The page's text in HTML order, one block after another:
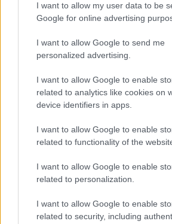
I want to allow my user data to be
Google for online advertising
I want to allow Google to send me
personalized advertising.
I want to allow Google to enable
related to analytics like cookies on
device identifiers in apps.
I want to allow Google to enable
related to functionality of the
I want to allow Google to enable
related to personalization.
I want to allow Google to enable
related to security, including
Mucsi Zoltán stand-up-
Nemcsak mesél, hanem kihasználja,
humoristával szemben ő színész:
egy felelevenített karakter bőrébe.
Játszmák, avagy színház az
Tasnádi István Kartonpapa
darabjáról
Mi történik, ha egy apa, aki
és rokonain, már nincs jelen? Hogyan